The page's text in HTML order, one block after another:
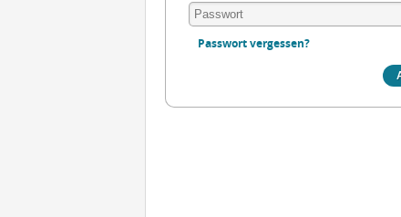
Passwort vergessen?